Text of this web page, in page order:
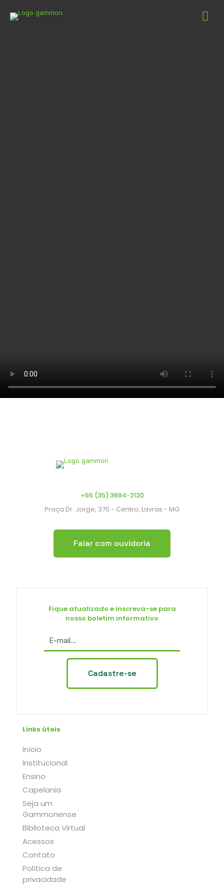
+55 (35) 3694-2120
Praça Dr. Jorge, 370 - Centro, Lavras - MG
Falar com ouvidoria
Links úteis
Início
Institucional
Ensino
Capelania
Seja um
Gammonense
Biblioteca Virtual
Acessos
Contato
Política de
privacidade
Fique atualizado e inscreva-se para
nosso boletim informativo